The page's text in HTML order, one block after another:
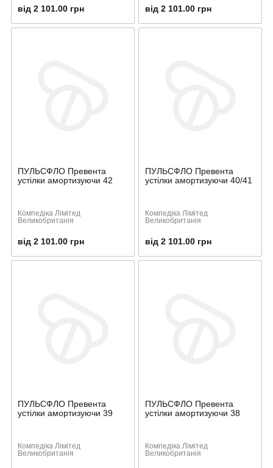
від 2 101.00 грн від 2 101.00 грн
ПУЛЬСФЛО Превента
устілки амортизуючи 42
Компедіка Лімітед
Великобританія
від 2 101.00 грн
ПУЛЬСФЛО Превента
устілки амортизуючи 40/41
Компедіка Лімітед
Великобританія
від 2 101.00 грн
ПУЛЬСФЛО Превента
устілки амортизуючи 39
Компедіка Лімітед
Великобританія
ПУЛЬСФЛО Превента
устілки амортизуючи 38
Компедіка Лімітед
Великобританія